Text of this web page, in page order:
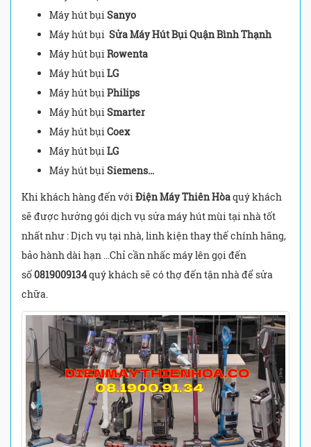
Máy hút bụi Sanyo
Máy hút bụi Sửa Máy Hút Bụi Quận Bình Thạnh
Máy hút bụi Rowenta
Máy hút bụi LG
Máy hút bụi Philips
Máy hút bụi Smarter
Máy hút bụi Coex
Máy hút bụi LG
Máy hút bụi Siemens…
Khi khách hàng đến với Điện Máy Thiên Hòaquý khách
sẽ được hưởng gói dịch vụ sửa máy hút mùi tại nhà tốt
nhất như : Dịch vụ tại nhà, linh kiện thay thế chính hãng,
bảo hành dài hạn …Chỉ cần nhấc máy lên gọi đến
số0819009134quý khách sẽ có thợ đến tận nhà để sửa
chữa.